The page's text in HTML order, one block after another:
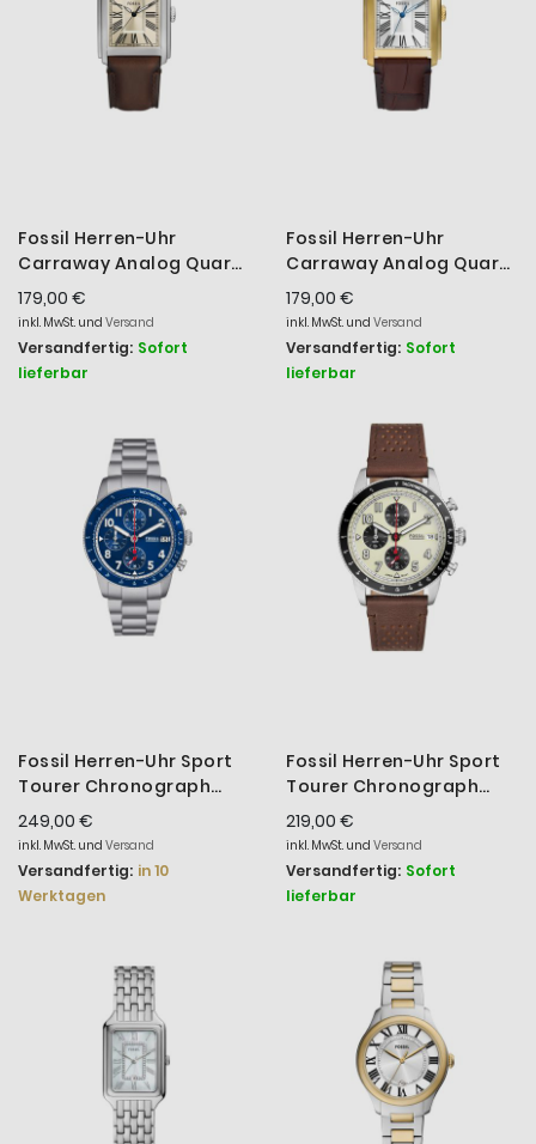
Fossil Herren-Uhr
Carraway Analog Quarz
Braun Leder-Band FS6012
179,00 €
inkl. MwSt. und Versand
Versandfertig: Sofort
lieferbar
Fossil Herren-Uhr
Carraway Analog Quarz
Braun Leder-Band Gold-
Ton FS6011
179,00 €
inkl. MwSt. und Versand
Versandfertig: Sofort
lieferbar
Fossil Herren-Uhr Sport
Tourer Chronograph
Quarz Edelstahl-Band
FS6047
249,00 €
inkl. MwSt. und Versand
Versandfertig: in 10
Werktagen
Fossil Herren-Uhr Sport
Tourer Chronograph
Quarz Leder-Band
FS6042
219,00 €
inkl. MwSt. und Versand
Versandfertig: Sofort
lieferbar